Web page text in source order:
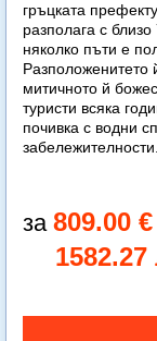
гръцката
разполага с
няколко пъти е
митичното й
туристи всяка
почивка с водни
забележителности.
809.00 €
1582.27